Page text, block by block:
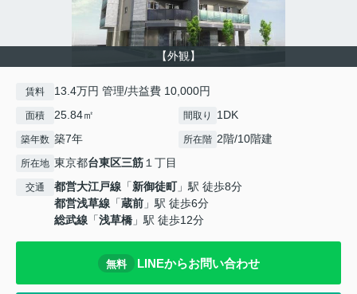
【外観】
賃料 13.4万円 管理/共益費 10,000円
面積 25.84㎡ 間取り 1DK
築年数 築7年 所在階 2階/10階建
所在地 東京都台東区三筋１丁目
交通 都営大江戸線 「新御徒町」駅 徒歩8分
都営浅草線 「蔵前 」駅 徒歩6分
総武線 「浅草橋 」駅 徒歩12分
無料 LINEからお問い合わせ